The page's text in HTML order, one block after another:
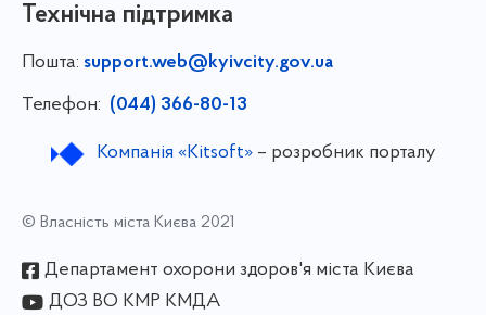
Технічна підтримка
Пошта: support.web@kyivcity.gov.ua
Телефон: (044) 366-80-13
Компанія «Kitsoft»– розробник порталу
© Власність міста Києва 2021
Департамент охорони здоров'я міста Києва
ДОЗ ВО КМР КМДА